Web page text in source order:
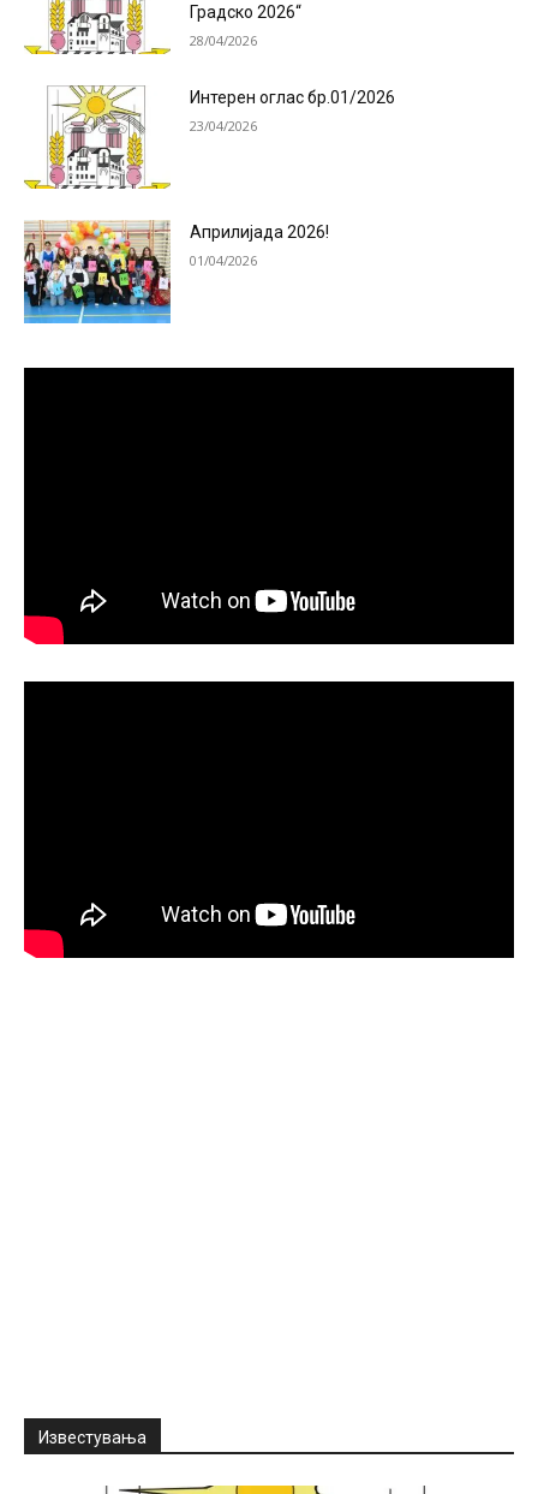
Градско 2026“
28/04/2026
Интерен оглас бр.01/2026
23/04/2026
Априлијада 2026!
01/04/2026
Известувања